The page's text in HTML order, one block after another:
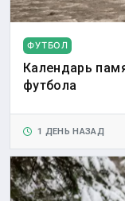
ФУТБОЛ
Календарь
футбола
1 ДЕНЬ НАЗАД